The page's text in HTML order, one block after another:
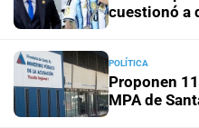
cuestionó a
POLÍTICA
Proponen
MPA de